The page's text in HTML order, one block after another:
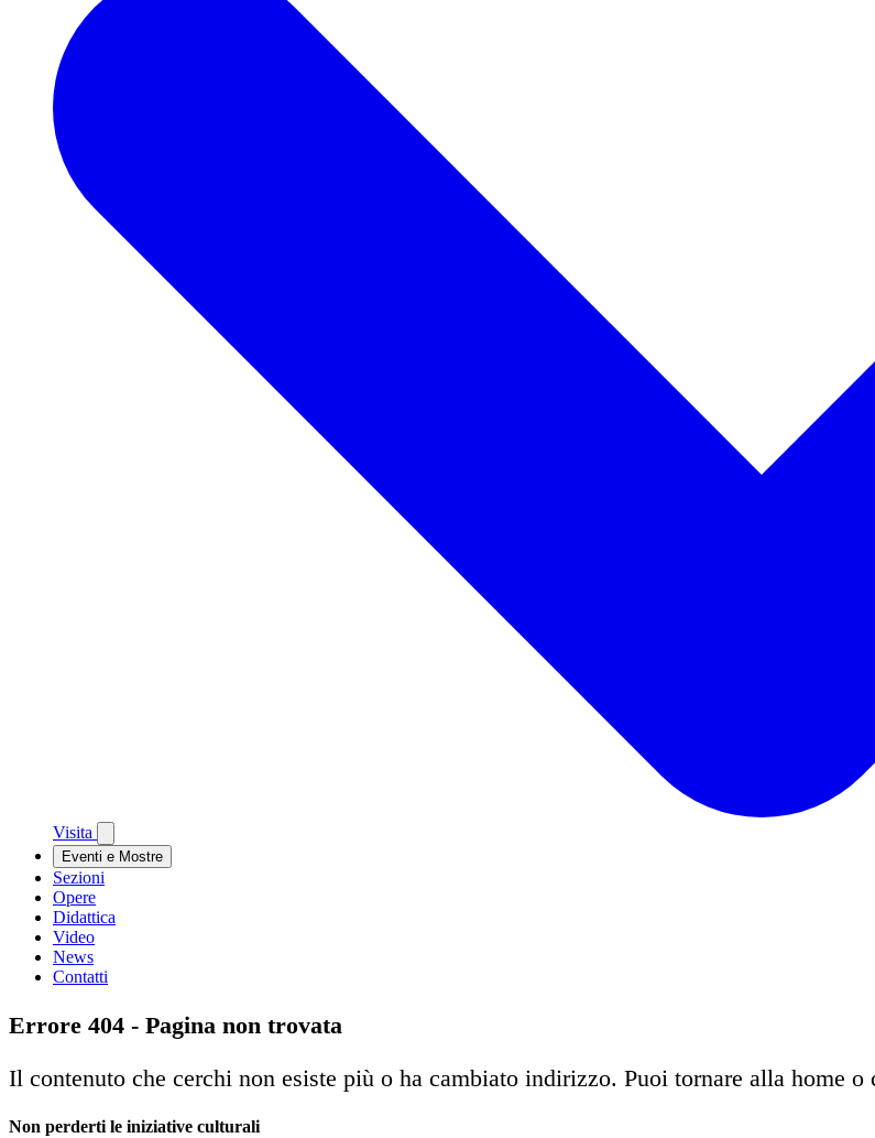
Visita
Eventi e Mostre
Sezioni
Opere
Didattica
Video
News
Contatti
Errore 404 - Pagina non trovata
Il contenuto che cerchi non esiste più o ha cambiato indirizzo. Puoi tornare alla home o
Non perderti le iniziative culturali